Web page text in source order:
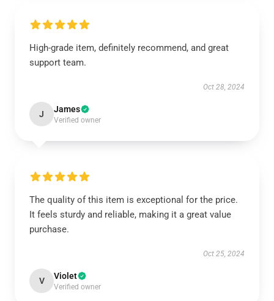
High-grade item, definitely recommend, and great
support team.
Oct 28, 2024
J James
Verified owner
The quality of this item is exceptional for the price.
It feels sturdy and reliable, making it a great value
purchase.
Oct 25, 2024
V Violet
Verified owner